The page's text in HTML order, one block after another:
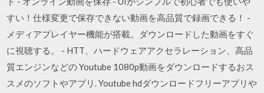
すい！仕様変更で保存できない動画を高品質で録画できる！ -
メディアプレイヤー機能が搭載。ダウンロードした動画をすぐ
に視聴する。 - HTT、ハードウェアアクセラレーション、高品
質エンジンなどの Youtube 1080p動画をダウンロードするおス
スメのソフトやアプリ. Youtube hdダウンロードフリーアプリや